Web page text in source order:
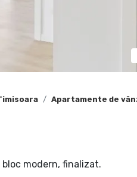
Apartamente de
modern, finalizat.